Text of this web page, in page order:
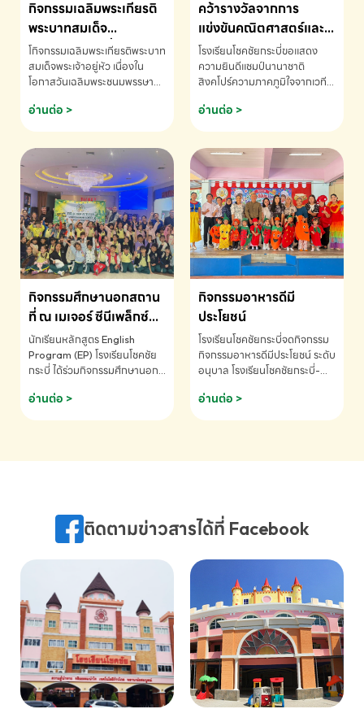
กิจกรรมเฉลิมพระเกียรติ
พระบาทสมเด็จ
พระเจ้าอยู่หัว เนื่องใน
โอกาสวันเฉลิม
พระชนมพรรษา
โกิจกรรมเฉลิมพระเกียรติพระบาท
สมเด็จพระเจ้าอยู่หัว เนื่องใน
โอกาสวันเฉลิมพระชนมพรรษา
ข้อมูลเพิ่มเติม โทร. 075-691910
อ่านต่อ >
คว้ารางวัลจากการ
แข่งขันคณิตศาสตร์และ
คณิตคิดเร็วนานาชาติ
ครั้งที่ 46 ประจำปี 2569
ณ ประเทศสิงคโปร์
โรงเรียนโชคชัยกระบี่ขอแสดง
ความยินดีแชมป์นานาชาติ
สิงคโปร์ความภาคภูมิใจจากเวที
ด.ช.พัทธนันท์ พรหมพันธ์ ชั้น
อนุบาล EP K3 โรงเรียนโชคชัย
แข่งขันคณิตศาสตร์และคณิตคิด
เร็วนานาชาติ ครั้งที่ 46 ประจำปี
2569 ณ ประเทศสิงคโปร์
INTERNATIONAL
MATHEMATICS AND
MENTAL ARITHMETIC
COMPETITION 2026 - ถ้วย
รางวัลรองชนะเลิศอันดับที่ 2
Mental Arithmetic
Competition K2 - ถ้วยรางวัล
รองชนะเลิศอันดับที่ 2 Mental
K2(Grop) โรงเรียนโชคชัยกระบี่-
สอบถามข้อมูลเพิ่มเติม โทร.
075-691910
อ่านต่อ >
กิจกรรมศึกษานอกสถาน
ที่ ณ เมเจอร์ ซีนีเพล็กซ์
ระดับประถมศึกษา (EP.1-
6)
นักเรียนหลักสูตร English
Program (EP) โรงเรียนโชคชัย
กระบี่ ได้ร่วมกิจกรรมศึกษานอก
ชมภาพยนตร์ Toy Story 5
(Soundtrack)เพื่อเสริมทักษะ
ภาษา ผ่านประสบการณ์การเรียนรู้
075-691910
อ่านต่อ >
กิจกรรมอาหารดีมี
ประโยชน์
โรงเรียนโชคชัยกระบี่จดกิจกรรม
กิจกรรมอาหารดีมีประโยชน์ ระดับ
อนุบาล โรงเรียนโชคชัยกระบี่-
075-691910
อ่านต่อ >
ติดตามข่าวสารได้ที่ Facebook